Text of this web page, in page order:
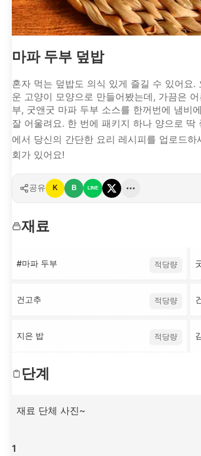
마파 두부 덮밥
혼자 먹는 덮밥도 의식 있게 즐길 수 있어요
운 고양이 모양으로 만들어봤는데, 가끔은
부, 굿앤굿 마파 두부 소스를 한꺼번에 냄비
잘 어울려요. 한 번에 패키지 하나 양으로
에서 당신의 간단한 요리 레시피를 업로드
회가 있어요!
공유 K B LINE
재료
#마파 두부 적당량
건고추 적당량
지은 밥 적당량
단계
1
재료 단체 사진~